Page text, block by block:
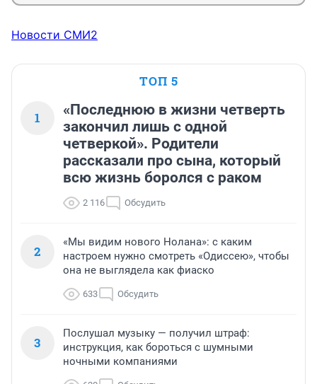
Новости СМИ2
ТОП 5
1
«Последнюю в жизни четверть
закончил лишь с одной
четверкой». Родители
рассказали про сына, который
всю жизнь боролся с раком
2 116 Обсудить
2
«Мы видим нового Нолана»: с каким
настроем нужно смотреть «Одиссею», чтобы
она не выглядела как фиаско
633 Обсудить
3
Послушал музыку — получил штраф:
инструкция, как бороться с шумными
ночными компаниями